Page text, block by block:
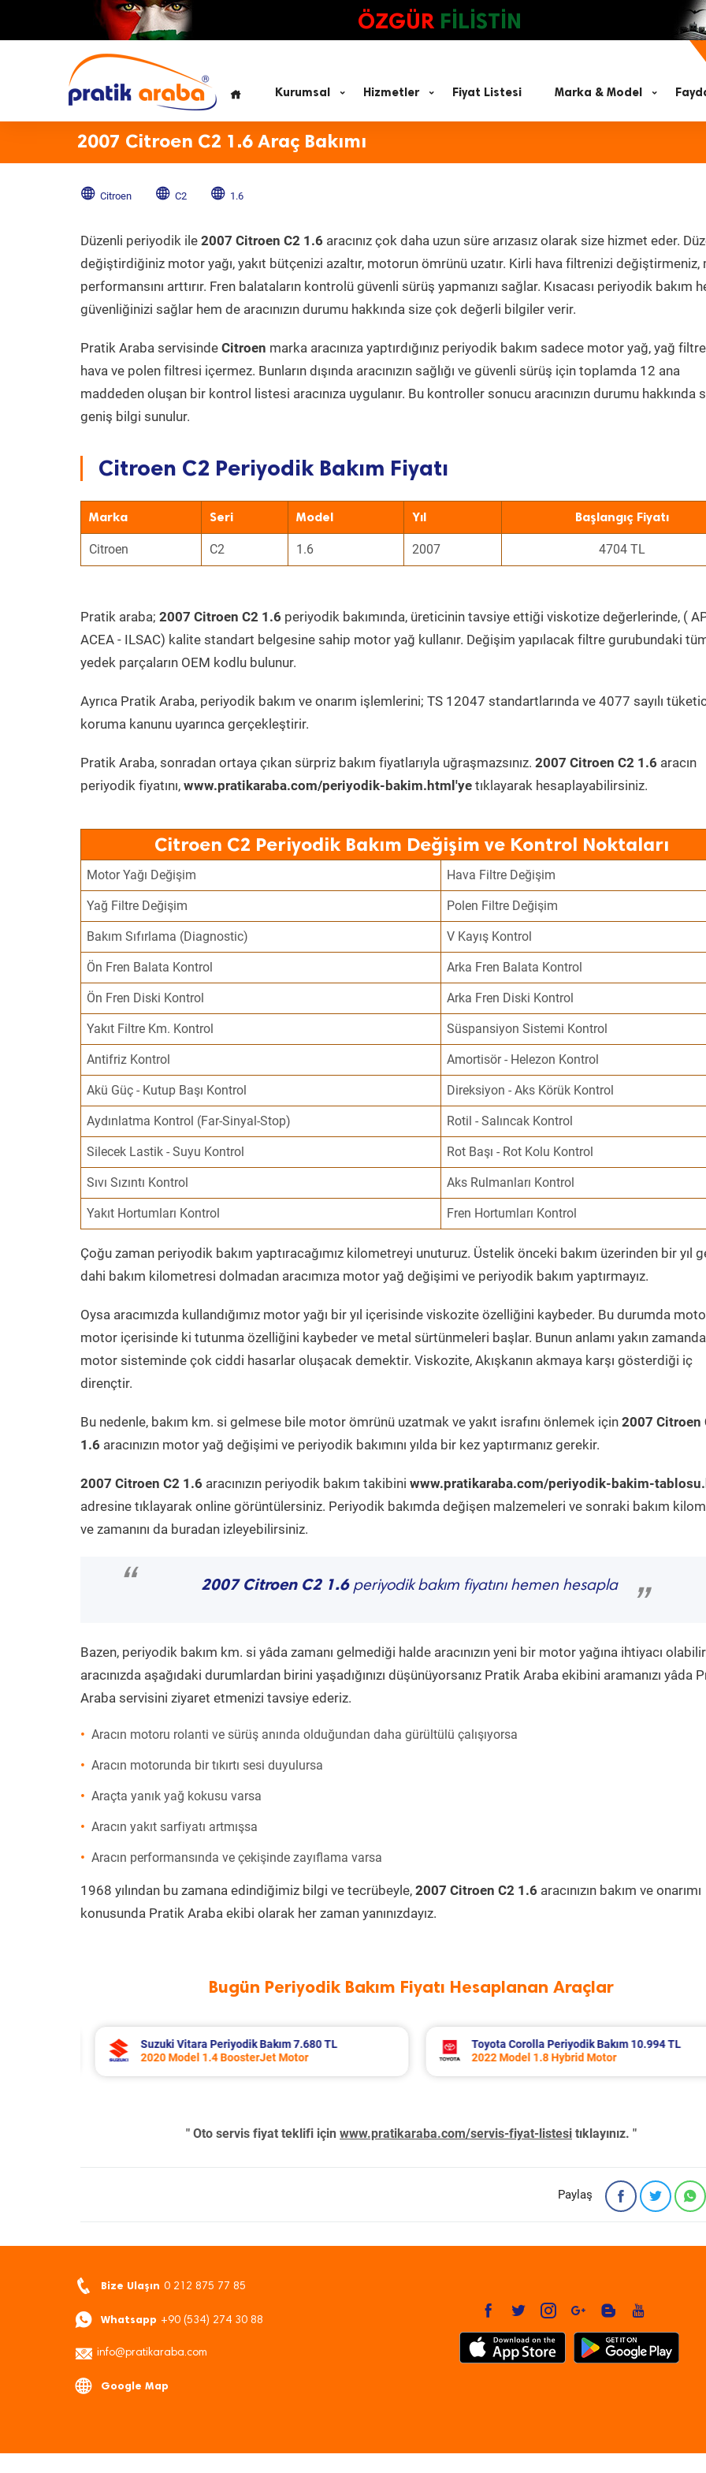
ÖZGÜR FİLİSTİN
Kurumsal Hizmetler Fiyat Listesi Marka & Model
2007 Citroen C2 1.6 Araç Bakımı
Citroen C2 1.6
Düzenli periyodik ile 2007 Citroen C2 1.6 aracınız çok daha uzun süre arızasız olarak size hizmet eder.
değiştirdiğiniz motor yağı, yakıt bütçenizi azaltır, motorun ömrünü uzatır. Kirli hava filtrenizi
performansını arttırır. Fren balataların kontrolü güvenli sürüş yapmanızı sağlar. Kısacası periyodik bakım
güvenliğinizi sağlar hem de aracınızın durumu hakkında size çok değerli bilgiler verir.
Pratik Araba servisinde Citroen marka aracınıza yaptırdığınız periyodik bakım sadece motor yağ, yağ
hava ve polen filtresi içermez. Bunların dışında aracınızın sağlığı ve güvenli sürüş için toplamda 12 ana
maddeden oluşan bir kontrol listesi aracınıza uygulanır. Bu kontroller sonucu aracınızın durumu hakkında
geniş bilgi sunulur.
Citroen C2 Periyodik Bakım Fiyatı
Marka Seri Model Yıl Başlangıç Fiyatı
Citroen C2 1.6 2007 4704 TL
Pratik araba; 2007 Citroen C2 1.6 periyodik bakımında, üreticinin tavsiye ettiği viskotize değerlerinde, (
ACEA - ILSAC) kalite standart belgesine sahip motor yağ kullanır. Değişim yapılacak filtre gurubundaki
yedek parçaların OEM kodlu bulunur.
Ayrıca Pratik Araba, periyodik bakım ve onarım işlemlerini; TS 12047 standartlarında ve 4077 sayılı
koruma kanunu uyarınca gerçekleştirir.
Pratik Araba, sonradan ortaya çıkan sürpriz bakım fiyatlarıyla uğraşmazsınız. 2007 Citroen C2 1.6 aracın
periyodik fiyatını, www.pratikaraba.com/periyodik-bakim.html'ye tıklayarak hesaplayabilirsiniz.
Citroen C2 Periyodik Bakım Değişim ve Kontrol Noktaları
Motor Yağı Değişim Hava Filtre Değişim
Yağ Filtre Değişim Polen Filtre Değişim
Bakım Sıfırlama (Diagnostic) V Kayış Kontrol
Ön Fren Balata Kontrol Arka Fren Balata Kontrol
Ön Fren Diski Kontrol Arka Fren Diski Kontrol
Yakıt Filtre Km. Kontrol Süspansiyon Sistemi Kontrol
Antifriz Kontrol Amortisör - Helezon Kontrol
Akü Güç - Kutup Başı Kontrol Direksiyon - Aks Körük Kontrol
Aydınlatma Kontrol (Far-Sinyal-Stop) Rotil - Salıncak Kontrol
Silecek Lastik - Suyu Kontrol Rot Başı - Rot Kolu Kontrol
Sıvı Sızıntı Kontrol Aks Rulmanları Kontrol
Yakıt Hortumları Kontrol Fren Hortumları Kontrol
Çoğu zaman periyodik bakım yaptıracağımız kilometreyi unuturuz. Üstelik önceki bakım üzerinden bir yıl
dahi bakım kilometresi dolmadan aracımıza motor yağ değişimi ve periyodik bakım yaptırmayız.
Oysa aracımızda kullandığımız motor yağı bir yıl içerisinde viskozite özelliğini kaybeder. Bu durumda
motor içerisinde ki tutunma özelliğini kaybeder ve metal sürtünmeleri başlar. Bunun anlamı yakın zamanda
motor sisteminde çok ciddi hasarlar oluşacak demektir. Viskozite, Akışkanın akmaya karşı gösterdiği iç
dirençtir.
Bu nedenle, bakım km. si gelmese bile motor ömrünü uzatmak ve yakıt israfını önlemek için 2007 Citroen
1.6 aracınızın motor yağ değişimi ve periyodik bakımını yılda bir kez yaptırmanız gerekir.
2007 Citroen C2 1.6 aracınızın periyodik bakım takibini www.pratikaraba.com/periyodik-bakim-
adresine tıklayarak online görüntülersiniz. Periyodik bakımda değişen malzemeleri ve sonraki bakım
ve zamanını da buradan izleyebilirsiniz.
“ 2007 Citroen C2 1.6periyodik bakım fiyatını hemen hesapla
”
Bazen, periyodik bakım km. si yâda zamanı gelmediği halde aracınızın yeni bir motor yağına ihtiyacı
aracınızda aşağıdaki durumlardan birini yaşadığınızı düşünüyorsanız Pratik Araba ekibini aramanızı yâda
Araba servisini ziyaret etmenizi tavsiye ederiz.
Aracın motoru rolanti ve sürüş anında olduğundan daha gürültülü çalışıyorsa
Aracın motorunda bir tıkırtı sesi duyulursa
Araçta yanık yağ kokusu varsa
Aracın yakıt sarfiyatı artmışsa
Aracın performansında ve çekişinde zayıflama varsa
1968 yılından bu zamana edindiğimiz bilgi ve tecrübeyle, 2007 Citroen C2 1.6 aracınızın bakım ve onarımı
konusunda Pratik Araba ekibi olarak her zaman yanınızdayız.
Bugün Periyodik Bakım Fiyatı Hesaplanan Araçlar
Toyota Corolla Periyodik Bakım 10.994 TL
2022 Model 1.8 Hybrid Motor
Volvo Xc60 Periyodik Bakım 10.267
2014 Model 2.0 D4 Motor
" Oto servis fiyat teklifi için www.pratikaraba.com/servis-fiyat-listesi tıklayınız. "
Paylaş
Bize Ulaşın 0 212 875 77 85
Whatsapp +90 (534) 274 30 88
info@pratikaraba.com
Google Map